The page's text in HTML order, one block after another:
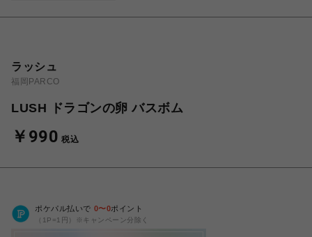
ラッシュ
福岡PARCO
LUSH ドラゴンの卵 バスボム
￥990 税込
ポケパル払いで 0〜0ポイント
（1P=1円）※キャンペーン分除く